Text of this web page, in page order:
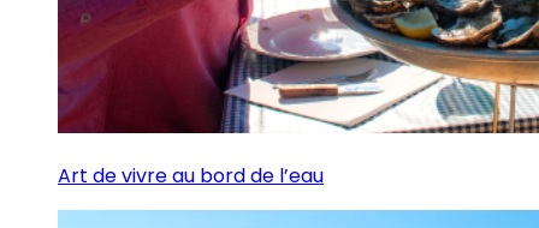
Art de vivre au bord de l’eau